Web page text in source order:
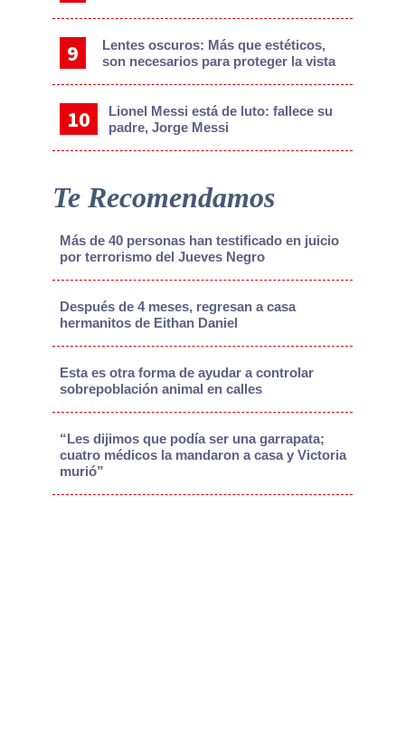
Lentes oscuros: Más que estéticos,
son necesarios para proteger la vista
Lionel Messi está de luto: fallece su
padre, Jorge Messi
Te Recomendamos
Más de 40 personas han testificado en juicio
por terrorismo del Jueves Negro
Después de 4 meses, regresan a casa
hermanitos de Eithan Daniel
Esta es otra forma de ayudar a controlar
sobrepoblación animal en calles
“Les dijimos que podía ser una garrapata;
cuatro médicos la mandaron a casa y Victoria
murió”